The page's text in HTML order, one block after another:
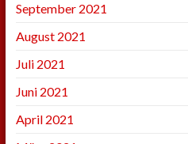
September 2021
August 2021
Juli 2021
Juni 2021
April 2021